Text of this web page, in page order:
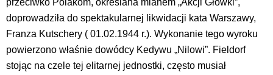
doprowadziła do spektakularnej likwidacji kata Warszawy,
Franza Kutschery ( 01.02.1944 r.). Wykonanie tego wyroku
powierzono właśnie dowódcy Kedywu „Nilowi”. Fieldorf
stojąc na czele tej elitarnej jednostki, często musiał